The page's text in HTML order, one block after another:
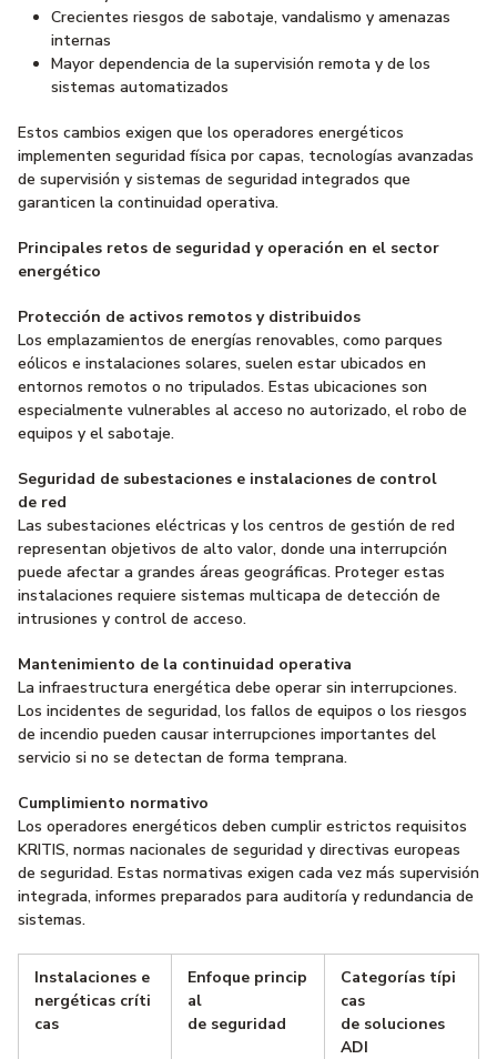
Crecientes riesgos de sabotaje, vandalismo y amenazas
internas
Mayor dependencia de la supervisión remota y de los
sistemas automatizados
Estos cambios exigen que los operadores energéticos
implementen seguridad física por capas, tecnologías avanzadas
de supervisión y sistemas de seguridad integrados que
garanticen la continuidad operativa.
Principales retos de seguridad y operación en el sector
energético
Protección de activos remotos y distribuidos
Los emplazamientos de energías renovables, como parques
eólicos e instalaciones solares, suelen estar ubicados en
entornos remotos o no tripulados. Estas ubicaciones son
especialmente vulnerables al acceso no autorizado, el robo de
equipos y el sabotaje.
Seguridad de subestaciones e instalaciones de control
de red
Las subestaciones eléctricas y los centros de gestión de red
representan objetivos de alto valor, donde una interrupción
puede afectar a grandes áreas geográficas. Proteger estas
instalaciones requiere sistemas multicapa de detección de
intrusiones y control de acceso.
Mantenimiento de la continuidad operativa
La infraestructura energética debe operar sin interrupciones.
Los incidentes de seguridad, los fallos de equipos o los riesgos
de incendio pueden causar interrupciones importantes del
servicio si no se detectan de forma temprana.
Cumplimiento normativo
Los operadores energéticos deben cumplir estrictos requisitos
KRITIS, normas nacionales de seguridad y directivas europeas
de seguridad. Estas normativas exigen cada vez más supervisión
integrada, informes preparados para auditoría y redundancia de
sistemas.
Instalaciones e
nergéticas críti
cas
Enfoque princip
al
de seguridad
Categorías típi
cas
de soluciones
ADI